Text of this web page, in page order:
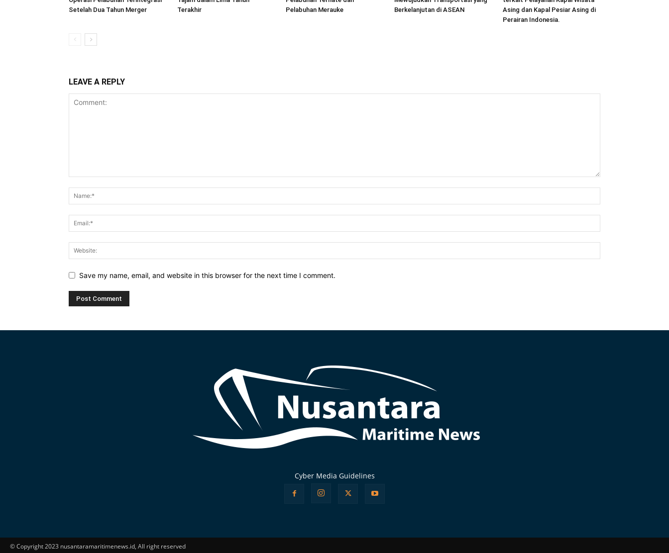
Setelah Dua Tahun Merger
Terakhir
Pelabuhan Merauke
Berkelanjutan di ASEAN
Asing dan Kapal Pesiar Asing di
Perairan Indonesia.
LEAVE A REPLY
Save my name, email, and website in this browser for the next time I comment.
Cyber Media Guidelines
© Copyright 2023 nusantaramaritimenews.id, All right reserved